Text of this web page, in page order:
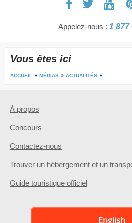
Appelez-nous : 1 877
Vous êtes ici
ACCUEIL MÉDIAS ACTUALITÉS
À propos
Concours
Contactez-nous
Trouver un hébergement et un
Guide touristique officiel
English